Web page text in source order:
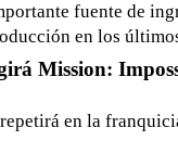
fuente de
en los
Mission:
en la